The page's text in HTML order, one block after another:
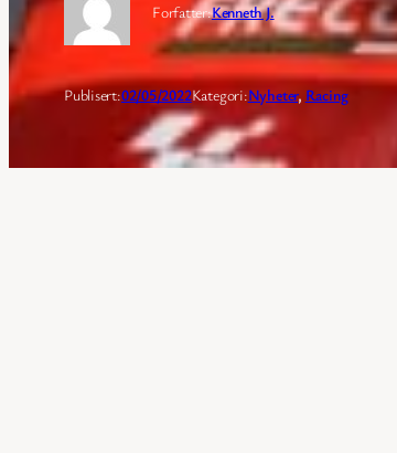
Forfatter:Kenneth J.
Publisert:02/05/2022Kategori:Nyheter, Racing